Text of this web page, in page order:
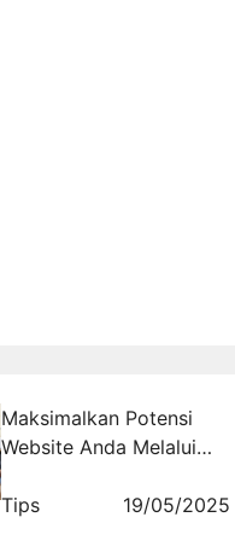
Maksimalkan Potensi
Website Anda Melalui
Efektif
Tips 19/05/2025